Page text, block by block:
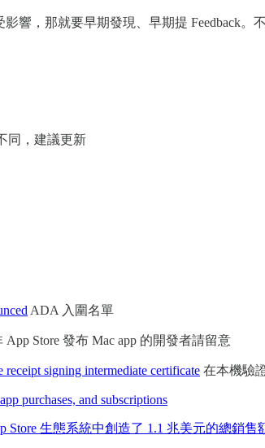
響，那就要早期發現、早期提 Feedback。
同，建議更新
ADA 入圍名單
App Store 發布 Mac app 的開發者請留意
signing intermediate certificate 在本機驗
purchases, and subscriptions
Store 生態系統中創造了 1.1 兆美元的總銷售